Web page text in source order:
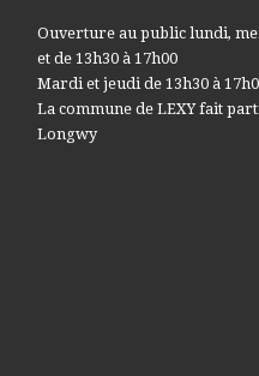
Ouverture au public lundi,
et de 13h30 à 17h00
Mardi et jeudi de 13h30 à
La commune de LEXY fait
Longwy